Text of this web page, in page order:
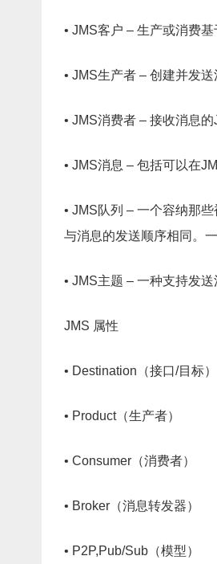
• JMS客户 – 生产或消费
• JMS生产者 – 创建并发送
• JMS消费者 – 接收消息的
• JMS消息 – 包括可以在
• JMS队列 – 一个容纳那
与消息的发送顺序相同。
• JMS主题 – 一种支持发
JMS 属性
• Destination（接口/目标）
• Product（生产者）
• Consumer（消费者）
• Broker（消息转发器）
• P2P,Pub/Sub（模型）